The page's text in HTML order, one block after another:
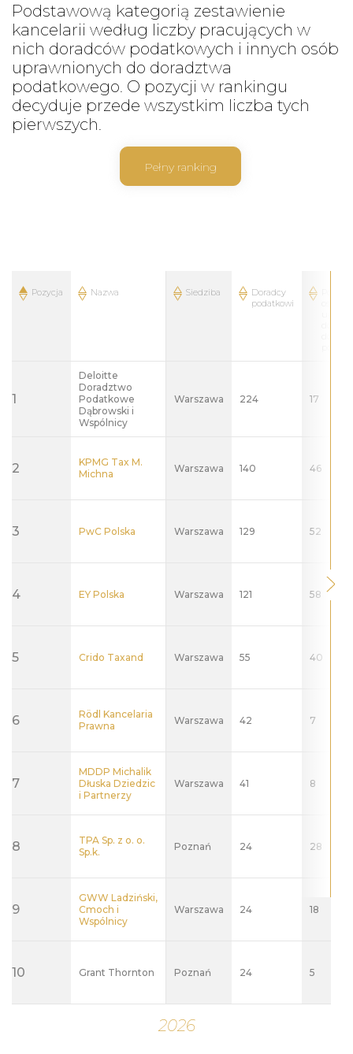
Podstawową kategorią zestawienie
kancelarii według liczby pracujących w
nich doradców podatkowych i innych osób
uprawnionych do doradztwa
podatkowego. O pozycji w rankingu
decyduje przede wszystkim liczba tych
pierwszych.
Pełny ranking